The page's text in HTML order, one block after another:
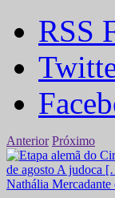
RSS
Anterior Próximo
Nathália Mercadante